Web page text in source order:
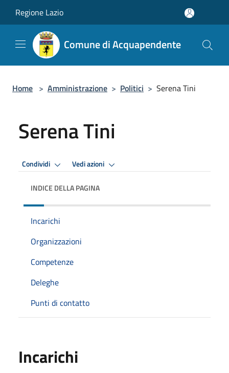
Regione Lazio
Comune di Acquapendente
Home > Amministrazione > Politici > Serena Tini
Serena Tini
Condividi Vedi azioni
INDICE DELLA PAGINA
Incarichi
Organizzazioni
Competenze
Deleghe
Punti di contatto
Incarichi